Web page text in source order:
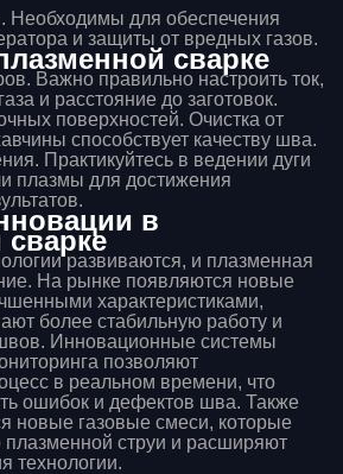
Необходимы для обеспечения
и защиты от вредных газов.
сварке
Важно правильно настроить ток,
и расстояние до заготовок.
поверхностей. Очистка от
способствует качеству шва.
Практикуйтесь в ведении дуги
плазмы для достижения
в
сварке
развиваются, и плазменная
На рынке появляются новые
характеристиками,
более стабильную работу и
Инновационные системы
позволяют
в реальном времени, что
ошибок и дефектов шва. Также
новые газовые смеси, которые
плазменной струи и расширяют
технологии.